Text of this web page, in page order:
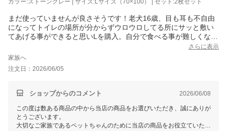
ともぜひぜひよろしくお願いいたします。
まだ使っていませんが良さそうです！老犬16歳、目も耳も不自由
になってトイレの場所が分からずウロウロしてる所にサッと敷い
てあげる事ができると思いLを購入。自分で食べる事が難しくなっ
て来ているのでご飯用マットとしても使えるかなと思います。
さらに表示
家族へ
注文日：2026/06/05
ショップからのコメント 2026/06/08
この度は数ある商品の中から当店の商品をお選びいただき、誠にありが
とうございます。
大切なご家族であるペットちゃんのために当店の商品をお役立ていただ